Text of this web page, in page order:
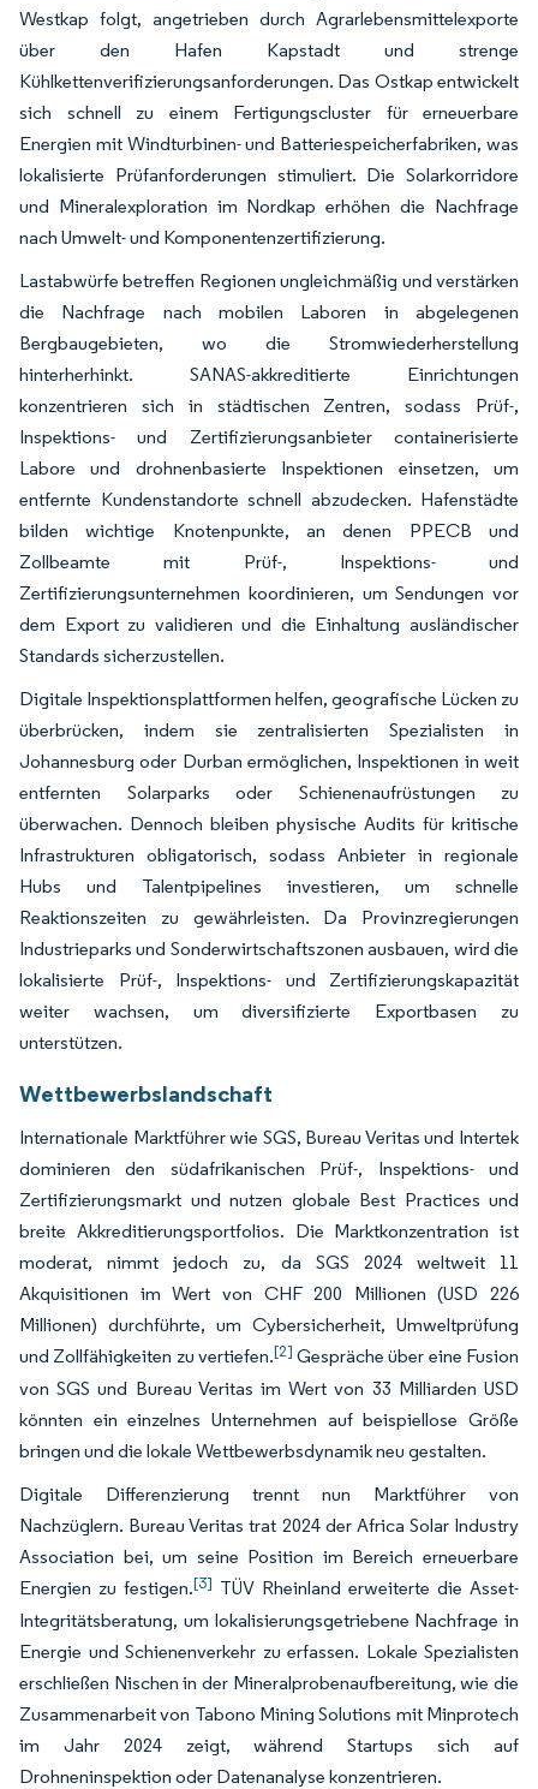
Westkap folgt, angetrieben durch Agrarlebensmittelexporte
über den Hafen Kapstadt und strenge
Kühlkettenverifizierungsanforderungen. Das Ostkap entwickelt
sich schnell zu einem Fertigungscluster für erneuerbare
Energien mit Windturbinen- und Batteriespeicherfabriken, was
lokalisierte Prüfanforderungen stimuliert. Die Solarkorridore
und Mineralexploration im Nordkap erhöhen die Nachfrage
nach Umwelt- und Komponentenzertifizierung.
Lastabwürfe betreffen Regionen ungleichmäßig und verstärken
die Nachfrage nach mobilen Laboren in abgelegenen
Bergbaugebieten, wo die Stromwiederherstellung
hinterherhinkt. SANAS-akkreditierte Einrichtungen
konzentrieren sich in städtischen Zentren, sodass Prüf-,
Inspektions- und Zertifizierungsanbieter containerisierte
Labore und drohnenbasierte Inspektionen einsetzen, um
entfernte Kundenstandorte schnell abzudecken. Hafenstädte
bilden wichtige Knotenpunkte, an denen PPECB und
Zollbeamte mit Prüf-, Inspektions- und
Zertifizierungsunternehmen koordinieren, um Sendungen vor
dem Export zu validieren und die Einhaltung ausländischer
Standards sicherzustellen.
Digitale Inspektionsplattformen helfen, geografische Lücken zu
überbrücken, indem sie zentralisierten Spezialisten in
Johannesburg oder Durban ermöglichen, Inspektionen in weit
entfernten Solarparks oder Schienenaufrüstungen zu
überwachen. Dennoch bleiben physische Audits für kritische
Infrastrukturen obligatorisch, sodass Anbieter in regionale
Hubs und Talentpipelines investieren, um schnelle
Reaktionszeiten zu gewährleisten. Da Provinzregierungen
Industrieparks und Sonderwirtschaftszonen ausbauen, wird die
lokalisierte Prüf-, Inspektions- und Zertifizierungskapazität
weiter wachsen, um diversifizierte Exportbasen zu
unterstützen.
Wettbewerbslandschaft
Internationale Marktführer wie SGS, Bureau Veritas und Intertek
dominieren den südafrikanischen Prüf-, Inspektions- und
Zertifizierungsmarkt und nutzen globale Best Practices und
breite Akkreditierungsportfolios. Die Marktkonzentration ist
moderat, nimmt jedoch zu, da SGS 2024 weltweit 11
Akquisitionen im Wert von CHF 200 Millionen (USD 226
Millionen) durchführte, um Cybersicherheit, Umweltprüfung
und Zollfähigkeiten zu vertiefen.[2] Gespräche über eine Fusion
von SGS und Bureau Veritas im Wert von 33 Milliarden USD
könnten ein einzelnes Unternehmen auf beispiellose Größe
bringen und die lokale Wettbewerbsdynamik neu gestalten.
Digitale Differenzierung trennt nun Marktführer von
Nachzüglern. Bureau Veritas trat 2024 der Africa Solar Industry
Association bei, um seine Position im Bereich erneuerbare
Energien zu festigen.[3] TÜV Rheinland erweiterte die Asset-
Integritätsberatung, um lokalisierungsgetriebene Nachfrage in
Energie und Schienenverkehr zu erfassen. Lokale Spezialisten
erschließen Nischen in der Mineralprobenaufbereitung, wie die
Zusammenarbeit von Tabono Mining Solutions mit Minprotech
im Jahr 2024 zeigt, während Startups sich auf
Drohneninspektion oder Datenanalyse konzentrieren.